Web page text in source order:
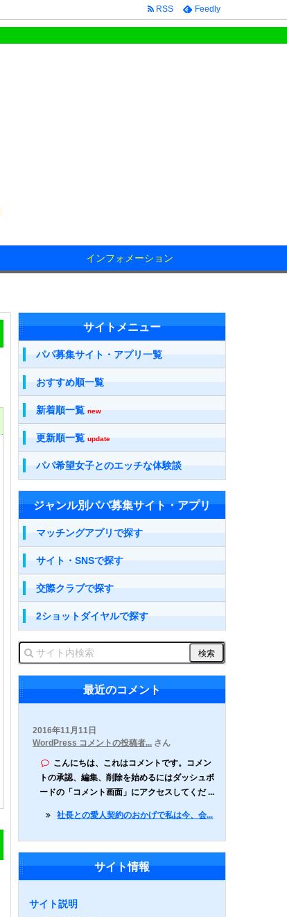
インフォメーション
RSS Feedly
サイトメニュー
パパ募集サイト・アプリ一覧
おすすめ順一覧
新着順一覧 new
更新順一覧 update
パパ希望女子とのエッチな体験談
ジャンル別パパ募集サイト・アプリ
マッチングアプリで探す
サイト・SNSで探す
交際クラブで探す
2ショットダイヤルで探す
最近のコメント
2016年11月11日
WordPress コメントの投稿者... さん
こんにちは、これはコメントです。コメン
トの承認、編集、削除を始めるにはダッシュボ
ードの「コメント画面」にアクセスしてくだ ...
社長との愛人契約のおかげで私は今、会...
サイト情報
サイト説明